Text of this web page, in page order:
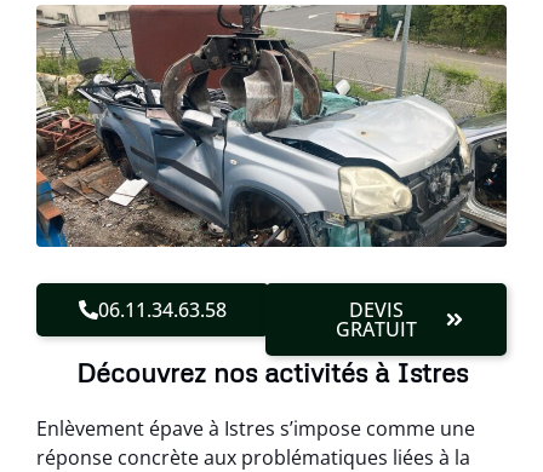
06.11.34.63.58 DEVIS
GRATUIT
Découvrez nos activités à Istres
Enlèvement épave à Istres s’impose comme une
réponse concrète aux problématiques liées à la